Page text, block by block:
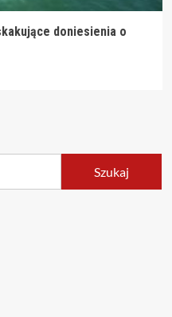
doniesienia o
Szukaj